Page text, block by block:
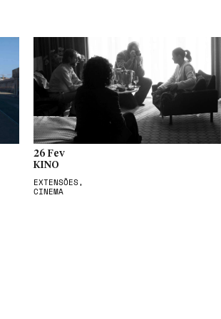
26 Fev
KINO
EXTENSÕES,
CINEMA